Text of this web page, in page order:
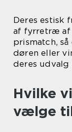
Deres estisk
af fyrretræ af
prismatch,
døren eller
deres udvalg
Hvilke
vælge